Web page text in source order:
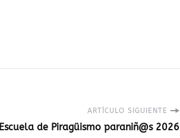
ARTÍCULO SIGUIENTE
Escuela de Piragüismo paraniñ@s 2026